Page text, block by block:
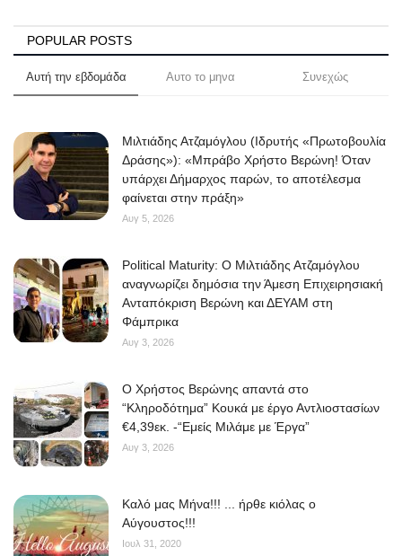
POPULAR POSTS
Αυτή την εβδομάδα Αυτο το μηνα Συνεχώς
Μιλτιάδης Ατζαμόγλου (Ιδρυτής «Πρωτοβουλία
Δράσης»): «Μπράβο Χρήστο Βερώνη! Όταν
υπάρχει Δήμαρχος παρών, το αποτέλεσμα
φαίνεται στην πράξη»
Αυγ 5, 2026
Political Maturity: Ο Μιλτιάδης Ατζαμόγλου
αναγνωρίζει δημόσια την Άμεση Επιχειρησιακή
Ανταπόκριση Βερώνη και ΔΕΥΑΜ στη
Φάμπρικα
Αυγ 3, 2026
O Χρήστος Βερώνης απαντά στο
“Κληροδότημα” Κουκά με έργο Αντλιοστασίων
€4,39εκ. -“Εμείς Μιλάμε με Έργα”
Αυγ 3, 2026
Kαλό μας Μήνα!!! ... ήρθε κιόλας ο
Αύγουστος!!!
Ιουλ 31, 2020